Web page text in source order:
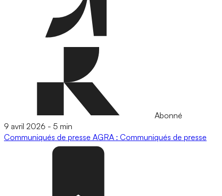
Abonné
9 avril 2026 - 5 min
Communiqués de presse AGRA : Communiqués de presse